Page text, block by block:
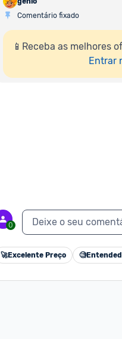
Comentário fixado
📱Receba as melhores
Entrar
0 Deixe o seu
🚀Excelente Preço 🧐